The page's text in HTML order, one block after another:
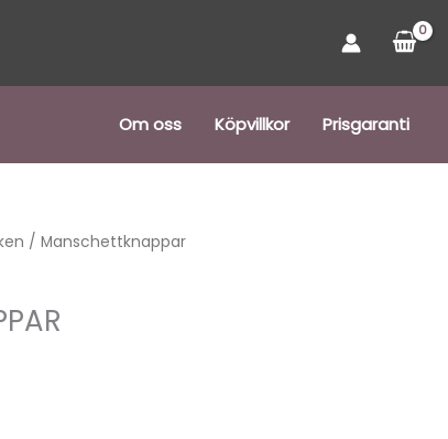
Om oss Köpvillkor Prisgaranti
/ Manschettknappar